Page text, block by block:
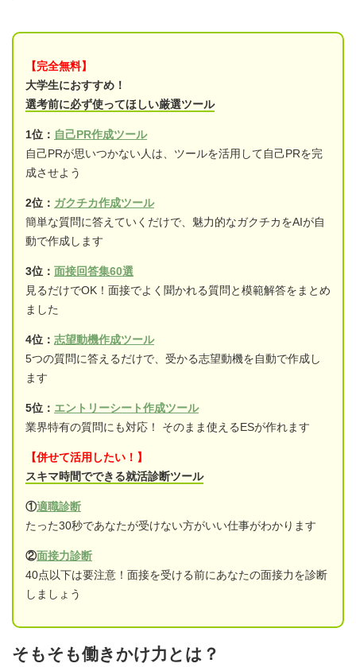
【完全無料】
大学生におすすめ！
選考前に必ず使ってほしい厳選ツール
1位： 自己PR作成ツール
自己PRが思いつかない人は、ツールを活用して自己PRを完
成させよう
2位： ガクチカ作成ツール
簡単な質問に答えていくだけで、魅力的なガクチカをAIが自
動で作成します
3位： 面接回答集60選
見るだけでOK！面接でよく聞かれる質問と模範解答をまとめ
ました
4位： 志望動機作成ツール
5つの質問に答えるだけで、受かる志望動機を自動で作成し
ます
5位： エントリーシート作成ツール
業界特有の質問にも対応！ そのまま使えるESが作れます
【併せて活用したい！】
スキマ時間でできる就活診断ツール
①適職診断
たった30秒であなたが受けない方がいい仕事がわかります
②面接力診断
40点以下は要注意！面接を受ける前にあなたの面接力を診断
しましょう
そもそも働きかけ力とは？